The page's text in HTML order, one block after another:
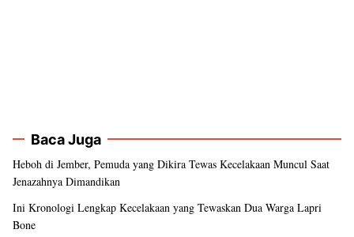
Baca Juga
Heboh di Jember, Pemuda yang Dikira Tewas Kecelakaan Muncul Saat
Jenazahnya Dimandikan
Ini Kronologi Lengkap Kecelakaan yang Tewaskan Dua Warga Lapri
Bone